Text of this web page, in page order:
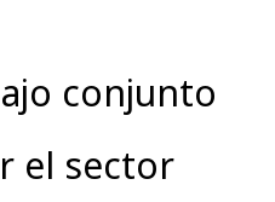
conjunto
el sector